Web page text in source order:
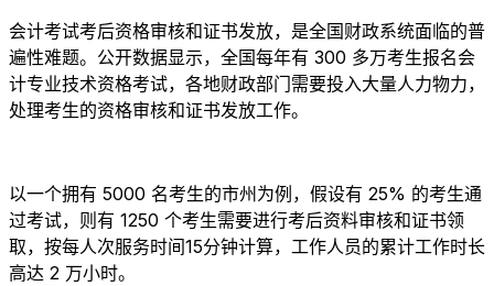
会计考试考后资格审核和证书发放，是全国财政系统面临的普
遍性难题。公开数据显示，全国每年有 300 多万考生报名会
计专业技术资格考试，各地财政部门需要投入大量人力物力，
处理考生的资格审核和证书发放工作。
以一个拥有 5000 名考生的市州为例，假设有 25% 的考生通
过考试，则有 1250 个考生需要进行考后资料审核和证书领
取，按每人次服务时间15分钟计算，工作人员的累计工作时长
高达 2 万小时。